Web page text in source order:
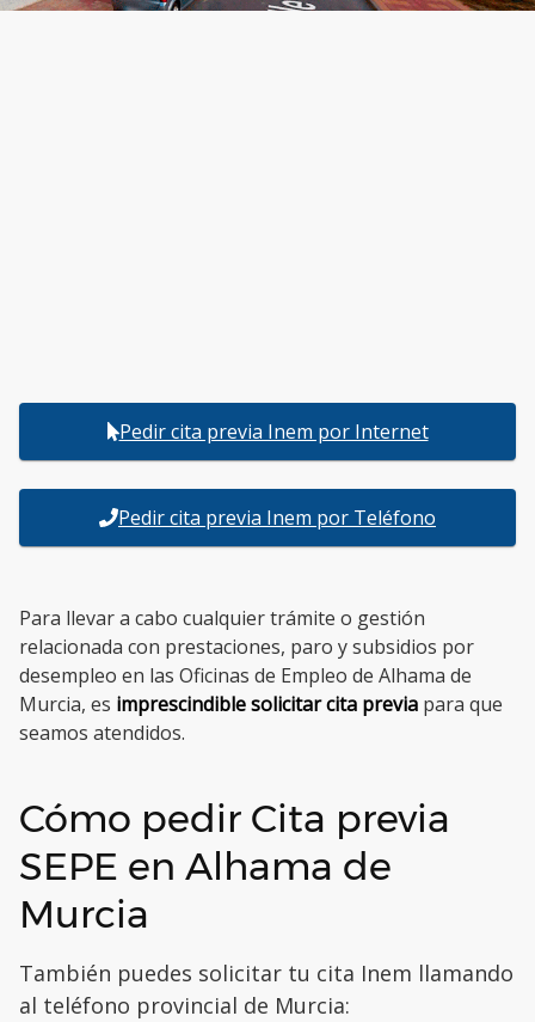
Pedir cita previa Inem por Internet
Pedir cita previa Inem por Teléfono
Para llevar a cabo cualquier trámite o gestión
relacionada con prestaciones, paro y subsidios por
desempleo en las Oficinas de Empleo de Alhama de
Murcia, es imprescindible solicitar cita previa para que
seamos atendidos.
Cómo pedir Cita previa
SEPE en Alhama de
Murcia
También puedes solicitar tu cita Inem llamando
al teléfono provincial de Murcia: